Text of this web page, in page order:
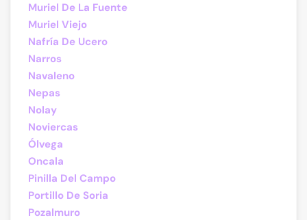
Muriel De La Fuente
Muriel Viejo
Nafría De Ucero
Narros
Navaleno
Nepas
Nolay
Noviercas
Ólvega
Oncala
Pinilla Del Campo
Portillo De Soria
Pozalmuro